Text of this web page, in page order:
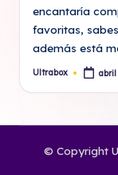
encantaría
favoritas,
además está
Publicado
Ultrabox abril
© Copyright